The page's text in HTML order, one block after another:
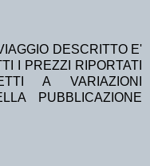
DESCRITTO E'
I PREZZI RIPORTATI
A VARIAZIONI
PUBBLICAZIONE